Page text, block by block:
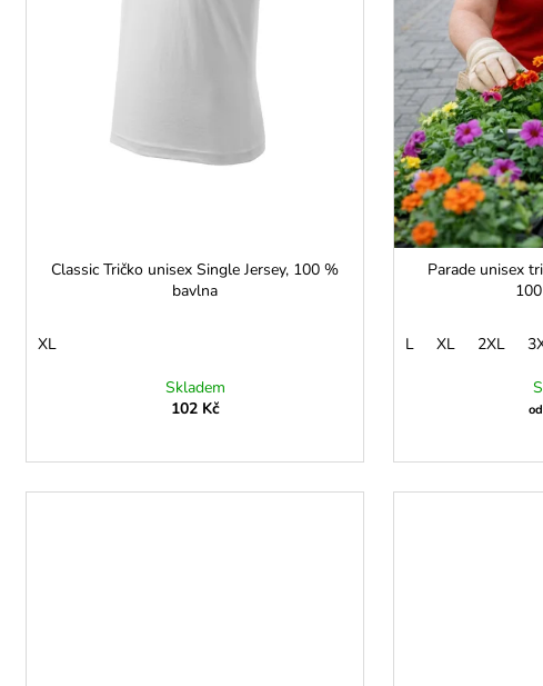
Classic Tričko unisex Single Jersey, 100 %
bavlna
XL
Skladem
102 Kč
Parade unisex
L XL 2XL
od